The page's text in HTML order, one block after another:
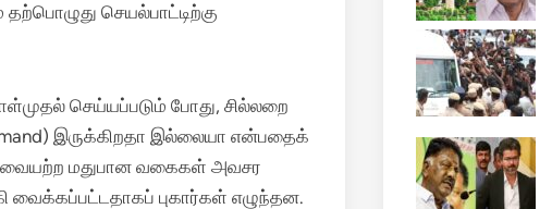
தற்பொழுது செயல்பாட்டிற்கு
செய்யப்படும் போது, சில்லறை
இருக்கிறதா இல்லையா என்பதைக்
மதுபான வகைகள் அவசர
புகார்கள் எழுந்தன.